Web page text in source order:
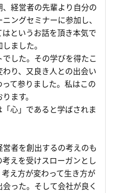
経営者の先輩より自分の
ングセミナーに参加し、
というお話を頂き本気で
ました。
した。その学びを得たこ
り、又良き人との出会い
て参りました。私はこの
ます。
心」であると学ばされま
営者を創出するの考えのも
えを受けスローガンとし
え方が変わって生き方が
った。そして会社が良く